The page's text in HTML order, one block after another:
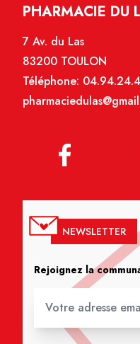
PHARMACIE DU
7 Av. du Las
83200 TOULON
Téléphone:
NEWSLETTER
Rejoignez la